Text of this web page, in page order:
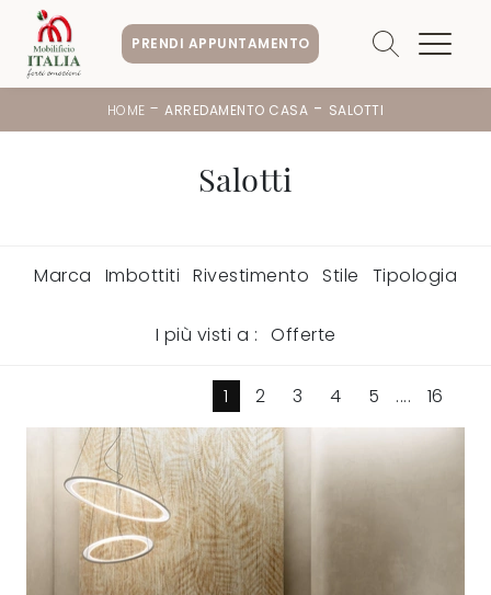
PRENDI APPUNTAMENTO
HOME -ARREDAMENTO CASA - SALOTTI
Salotti
Marca Imbottiti Rivestimento Stile Tipologia
I più visti a : Offerte
1 2 3 4 5 .... 16